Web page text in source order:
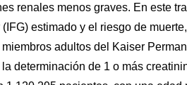
renales menos graves. En este
estimado y el riesgo de
adultos del Kaiser
determinación de 1 o más